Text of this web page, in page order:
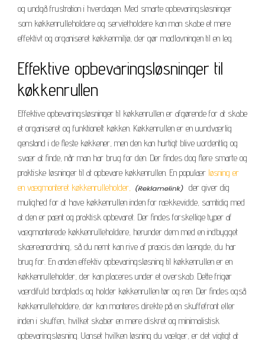
og undgå frustration i hverdagen. Med smarte opbevaringsløsninger
som køkkenrulleholdere og servietholdere kan man skabe et mere
effektivt og organiseret køkkenmiljø, der gør madlavningen til en leg.
Effektive opbevaringsløsninger til
køkkenrullen
Effektive opbevaringsløsninger til køkkenrullen er afgørende for at skabe
et organiseret og funktionelt køkken. Køkkenrullen er en uundværlig
genstand i de fleste køkkener, men den kan hurtigt blive uordentlig og
svær at finde, når man har brug for den. Der findes dog flere smarte og
praktiske løsninger til at opbevare køkkenrullen. En populær løsning er
en vægmonteret køkkenrulleholder,
der giver dig
mulighed for at have køkkenrullen inden for rækkevidde, samtidig med
at den er pænt og praktisk opbevaret. Der findes forskellige typer af
vægmonterede køkkenrulleholdere, herunder dem med en indbygget
skæreanordning, så du nemt kan rive af præcis den længde, du har
brug for. En anden effektiv opbevaringsløsning til køkkenrullen er en
køkkenrulleholder, der kan placeres under et overskab. Dette frigør
værdifuld bordplads og holder køkkenrullen tør og ren. Der findes også
køkkenrulleholdere, der kan monteres direkte på en skuffefront eller
inden i skuffen, hvilket skaber en mere diskret og minimalistisk
opbevaringsløsning. Uanset hvilken løsning du vælger, er det vigtigt at